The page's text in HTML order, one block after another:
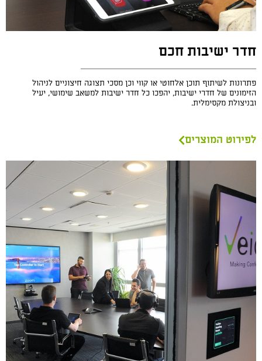
חדר ישיבות חכם
פתרונות לשיתוף תוכן אלחוטי או קווי וכן מסכי תצוגה חיצוניים לניהול
הזימונים של חדרי ישיבות, יהפכו כל חדר ישיבות למשאב שימושי, יעיל
ובניצולת מקסימלית.
לפירוט המוצרים